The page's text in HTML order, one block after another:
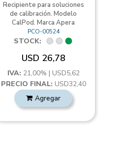
Recipiente para soluciones
de calibración. Modelo
CalPod. Marca Apera
PCO-00524
STOCK:
USD 26,78
IVA: 21,00% | USD5,62
PRECIO FINAL: USD32,40
Agregar